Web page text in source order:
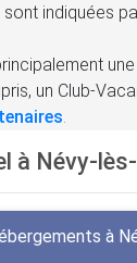
indiquées
un Club-
à Névy-
à